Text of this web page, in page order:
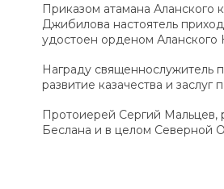
Приказом атамана Аланского
Джибилова настоятель
удостоен орденом Аланского
Награду священнослужитель
развитие казачества и заслуг
Протоиерей Сергий Мальцев,
Беслана и в целом Северной